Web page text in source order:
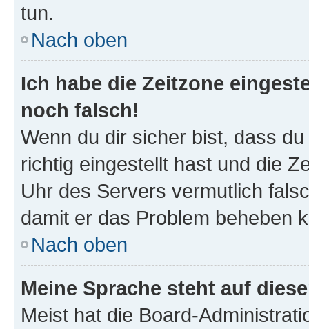
tun.
Nach oben
Ich habe die Zeitzone
noch falsch!
Wenn du dir sicher bist, dass
richtig eingestellt hast und die
Uhr des Servers vermutlich
damit er das Problem beheben
Nach oben
Meine Sprache steht auf
Meist hat die Board-